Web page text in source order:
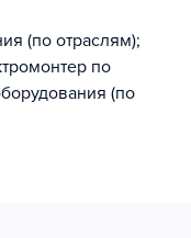
(по отраслям);
по
(по